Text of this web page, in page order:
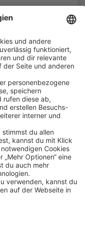
sehen.
Einstellungen